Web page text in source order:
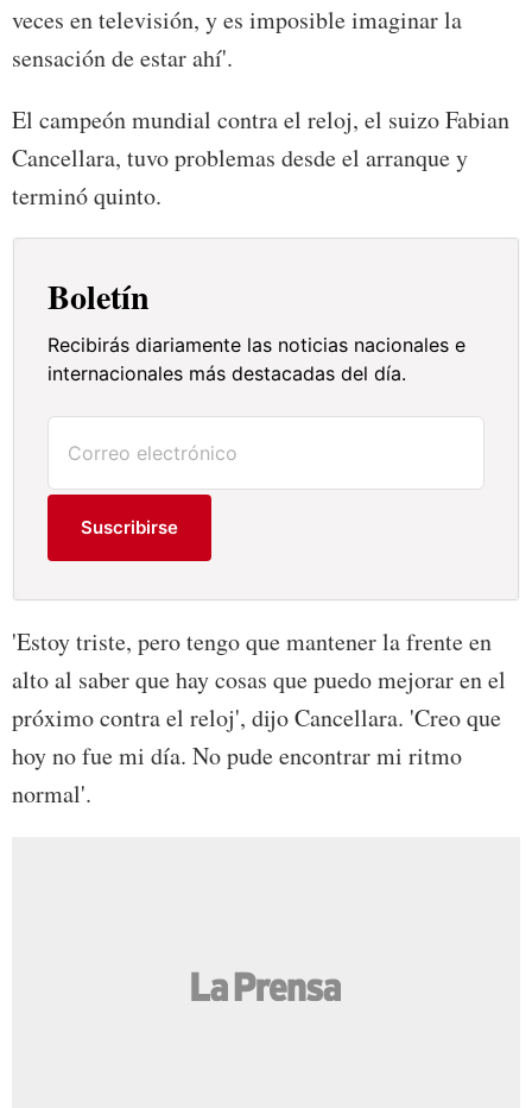
veces en televisión, y es imposible imaginar la
sensación de estar ahí'.
El campeón mundial contra el reloj, el suizo Fabian
Cancellara, tuvo problemas desde el arranque y
terminó quinto.
Boletín
Recibirás diariamente las noticias nacionales e
internacionales más destacadas del día.
Suscribirse
'Estoy triste, pero tengo que mantener la frente en
alto al saber que hay cosas que puedo mejorar en el
próximo contra el reloj', dijo Cancellara. 'Creo que
hoy no fue mi día. No pude encontrar mi ritmo
normal'.